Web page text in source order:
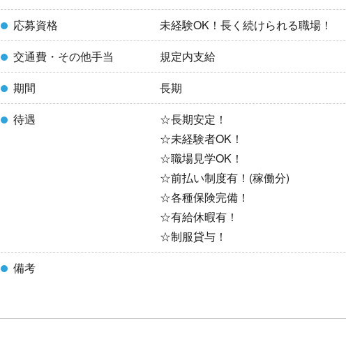
応募資格
未経験OK！長く続けられる職場！
交通費・その他手当
規定内支給
期間
長期
待遇
☆長期安定！
☆未経験者OK！
☆職場見学OK！
☆前払い制度有！(稼働分)
☆各種保険完備！
☆有給休暇有！
☆制服貸与！
備考